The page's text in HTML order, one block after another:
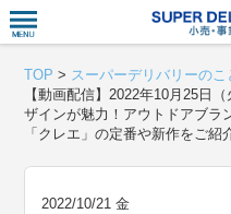
TOP > スーパーデリバリーのこ
【動画配信】2022年10月25日
ザインが魅力！アウトドアブラ
「クレエ」の定番や新作をご紹
2022/10/21 金